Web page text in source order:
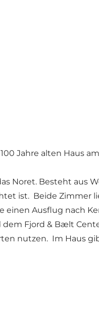
Jahre alten Haus
Noret. Besteht aus
ist. Beide Zimmer
Ausflug nach
Fjord & Bælt
nutzen. Im Haus